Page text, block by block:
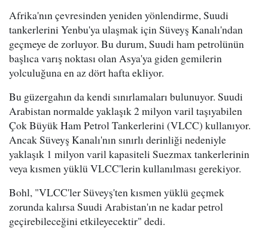
Afrika'nın çevresinden yeniden yönlendirme, Suudi
tankerlerini Yenbu'ya ulaşmak için Süveyş Kanalı'ndan
geçmeye de zorluyor. Bu durum, Suudi ham petrolünün
başlıca varış noktası olan Asya'ya giden gemilerin
yolculuğuna en az dört hafta ekliyor.
Bu güzergahın da kendi sınırlamaları bulunuyor. Suudi
Arabistan normalde yaklaşık 2 milyon varil taşıyabilen
Çok Büyük Ham Petrol Tankerlerini (VLCC) kullanıyor.
Ancak Süveyş Kanalı'nın sınırlı derinliği nedeniyle
yaklaşık 1 milyon varil kapasiteli Suezmax tankerlerinin
veya kısmen yüklü VLCC'lerin kullanılması gerekiyor.
Bohl, "VLCC'ler Süveyş'ten kısmen yüklü geçmek
zorunda kalırsa Suudi Arabistan'ın ne kadar petrol
geçirebileceğini etkileyecektir" dedi.